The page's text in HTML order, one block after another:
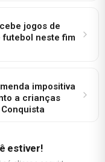
jogos de
neste fim
impositiva
a crianças
estiver!